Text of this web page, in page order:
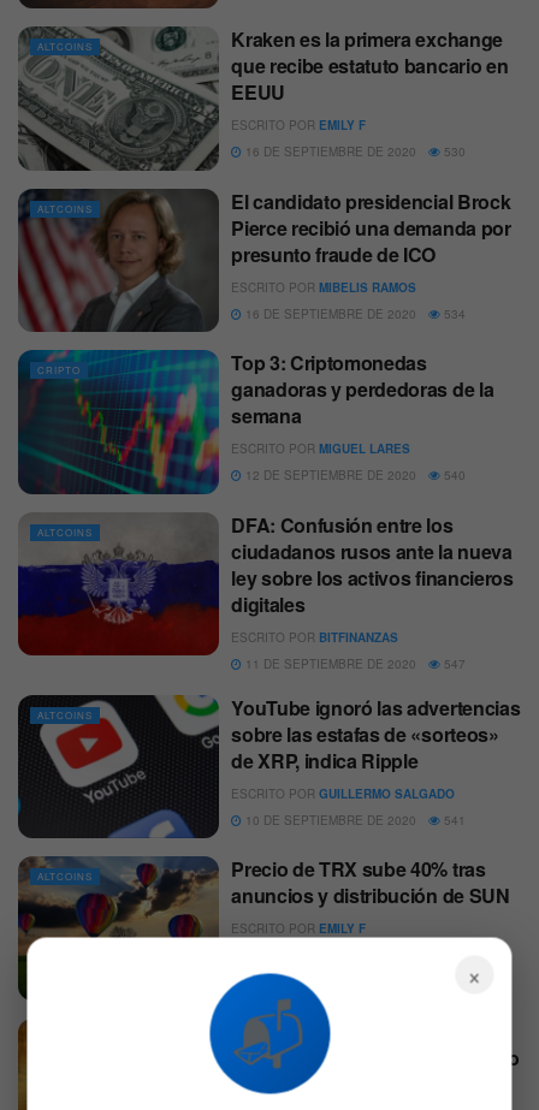
ALTCOINS
Kraken es la primera exchange
que recibe estatuto bancario en
EEUU
ESCRITO POR EMILY F
16 DE SEPTIEMBRE DE 2020
530
ALTCOINS
El candidato presidencial Brock
Pierce recibió una demanda por
presunto fraude de ICO
ESCRITO POR MIBELIS RAMOS
16 DE SEPTIEMBRE DE 2020
534
CRIPTO
Top 3: Criptomonedas
ganadoras y perdedoras de la
semana
ESCRITO POR MIGUEL LARES
12 DE SEPTIEMBRE DE 2020
540
ALTCOINS
DFA: Confusión entre los
ciudadanos rusos ante la nueva
ley sobre los activos financieros
digitales
ESCRITO POR BITFINANZAS
11 DE SEPTIEMBRE DE 2020
547
ALTCOINS
YouTube ignoró las advertencias
sobre las estafas de «sorteos»
de XRP, indica Ripple
ESCRITO POR GUILLERMO SALGADO
10 DE SEPTIEMBRE DE 2020
541
ALTCOINS
Precio de TRX sube 40% tras
anuncios y distribución de SUN
ESCRITO POR EMILY F
Pornhub añade a Bitcoin y
Litecoin como opciones de pago
ESCRITO POR
×
📬